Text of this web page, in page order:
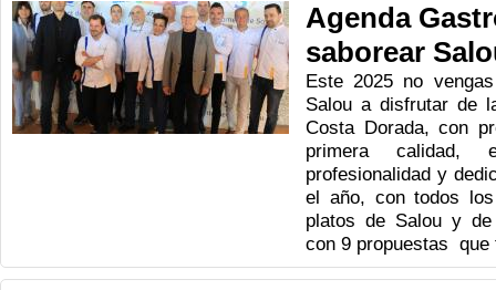
Agenda
saborear
Este 2025 no
Salou a disfrutar de
Costa Dorada, con
primera calidad,
profesionalidad y
el año, con todos
platos de Salou y de
con 9 propuestas que